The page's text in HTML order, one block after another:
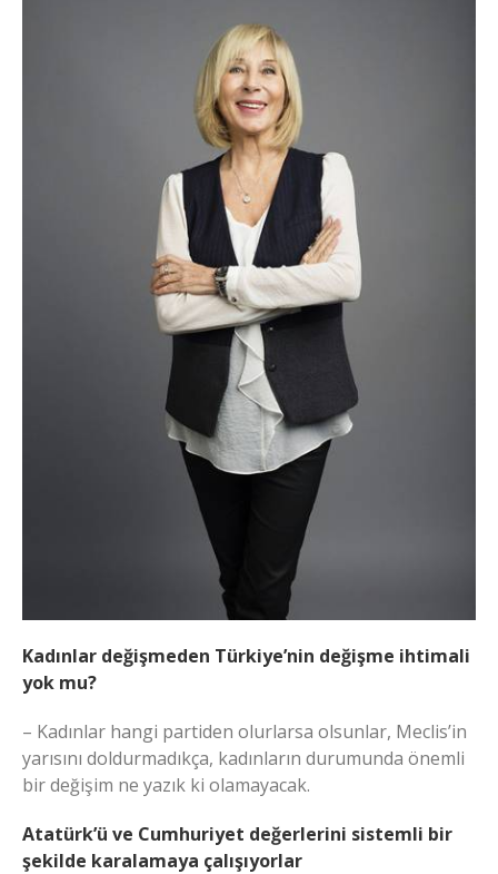
Kadınlar değişmeden Türkiye’nin değişme ihtimali
yok mu?
– Kadınlar hangi partiden olurlarsa olsunlar, Meclis’in
yarısını doldurmadıkça, kadınların durumunda önemli
bir değişim ne yazık ki olamayacak.
Atatürk’ü ve Cumhuriyet değerlerini sistemli bir
şekilde karalamaya çalışıyorlar